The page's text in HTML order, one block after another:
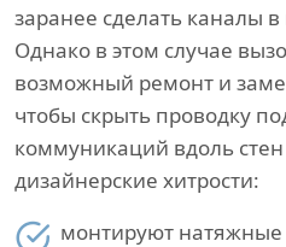
заранее сделать каналы
Однако в этом случае
возможный ремонт и
чтобы скрыть проводку
коммуникаций вдоль
дизайнерские хитрости:
монтируют